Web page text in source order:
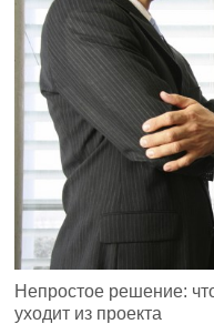
Непростое решение:
уходит из проекта